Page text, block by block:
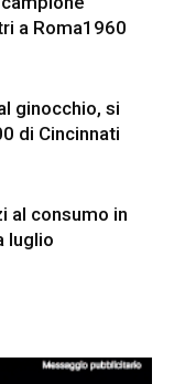
a Roma1960
ginocchio, si
di Cincinnati
al consumo in
luglio